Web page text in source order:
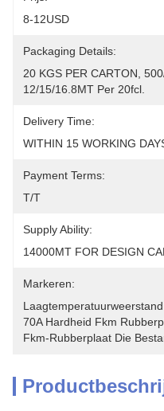
8-12USD
Packaging Details:
20 KGS PER CARTON,
12/15/16.8MT Per 20fcl.
Delivery Time:
WITHIN 15 WORKING
Payment Terms:
T/T
Supply Ability:
14000MT FOR DESIGN
Markeren:
70A Hardheid Fkm
Fkm-Rubberplaat Die